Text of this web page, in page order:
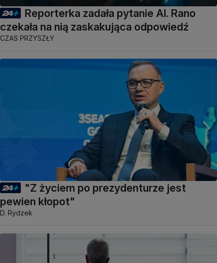
Reporterka zadała pytanie AI. Rano
czekała na nią zaskakująca odpowiedź
CZAS PRZYSZŁY
"Z życiem po prezydenturze jest
pewien kłopot"
D. Rydzek